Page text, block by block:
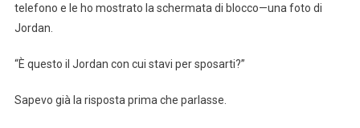
telefono e le ho mostrato la schermata di blocco—una foto di
Jordan.
“È questo il Jordan con cui stavi per sposarti?”
Sapevo già la risposta prima che parlasse.